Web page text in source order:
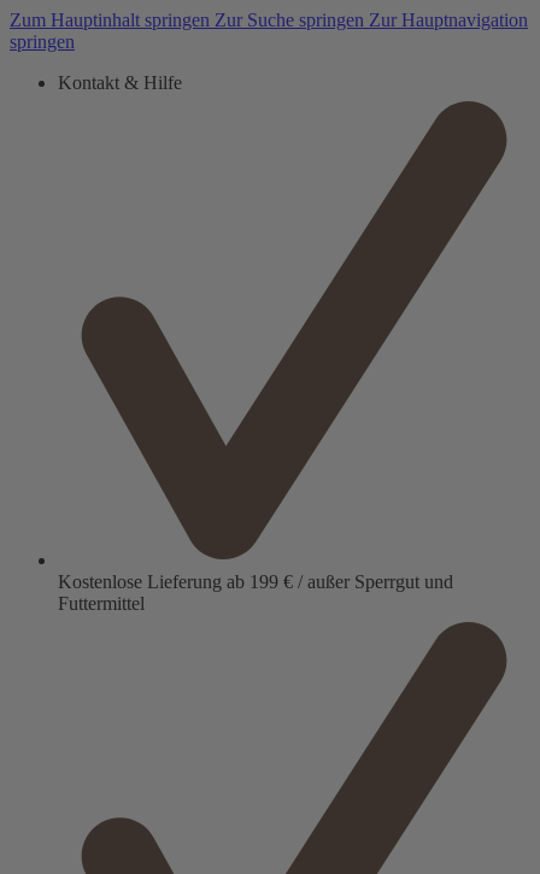
Zum Hauptinhalt springen Zur Suche springen Zur Hauptnavigation
springen
Kontakt & Hilfe
Kostenlose Lieferung ab 199 € / außer Sperrgut und
Futtermittel